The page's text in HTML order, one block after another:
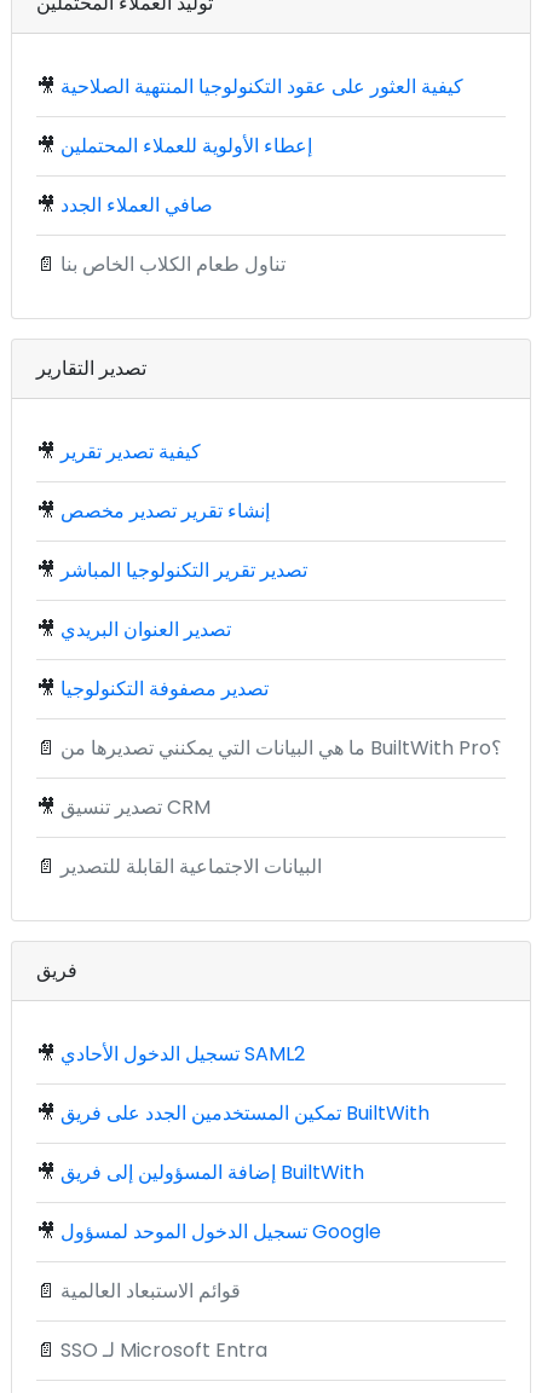
🎥 كيفية العثور على عقود التكنولوجيا المنتهية الصلاحية
🎥 إعطاء الأولوية للعملاء المحتملين
🎥 صافي العملاء الجدد
📄 تناول طعام الكلاب الخاص بنا
تصدير التقارير
🎥 كيفية تصدير تقرير
🎥 إنشاء تقرير تصدير مخصص
🎥 تصدير تقرير التكنولوجيا المباشر
🎥 تصدير العنوان البريدي
🎥 تصدير مصفوفة التكنولوجيا
📄 ما هي البيانات التي يمكنني تصديرها من BuiltWith Pro؟
🎥 تصدير تنسيق CRM
📄 البيانات الاجتماعية القابلة للتصدير
فريق
🎥 تسجيل الدخول الأحادي SAML2
🎥 تمكين المستخدمين الجدد على فريق BuiltWith
🎥 إضافة المسؤولين إلى فريق BuiltWith
🎥 تسجيل الدخول الموحد لمسؤول Google
📄 قوائم الاستبعاد العالمية
📄 SSO لـ Microsoft Entra